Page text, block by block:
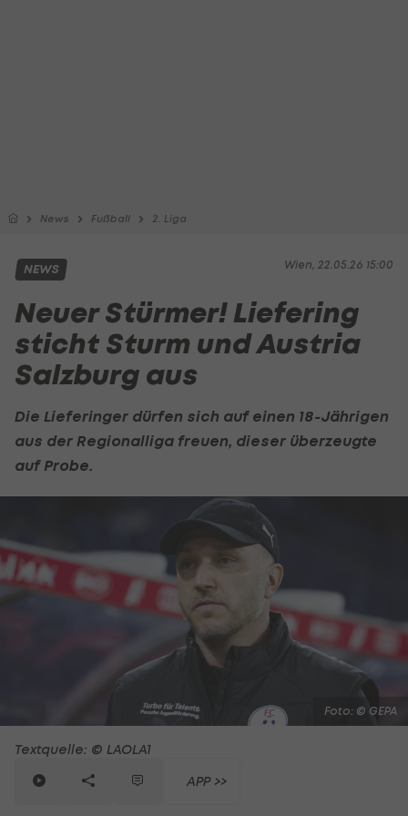
News Fußball 2. Liga
Wien, 22.05.26 15:00
NEWS
Neuer Stürmer! Liefering
sticht Sturm und Austria
Salzburg aus
Die Lieferinger dürfen sich auf einen 18-Jährigen
aus der Regionalliga freuen, dieser überzeugte
auf Probe.
Foto: © GEPA
Textquelle: © LAOLA1
APP >>